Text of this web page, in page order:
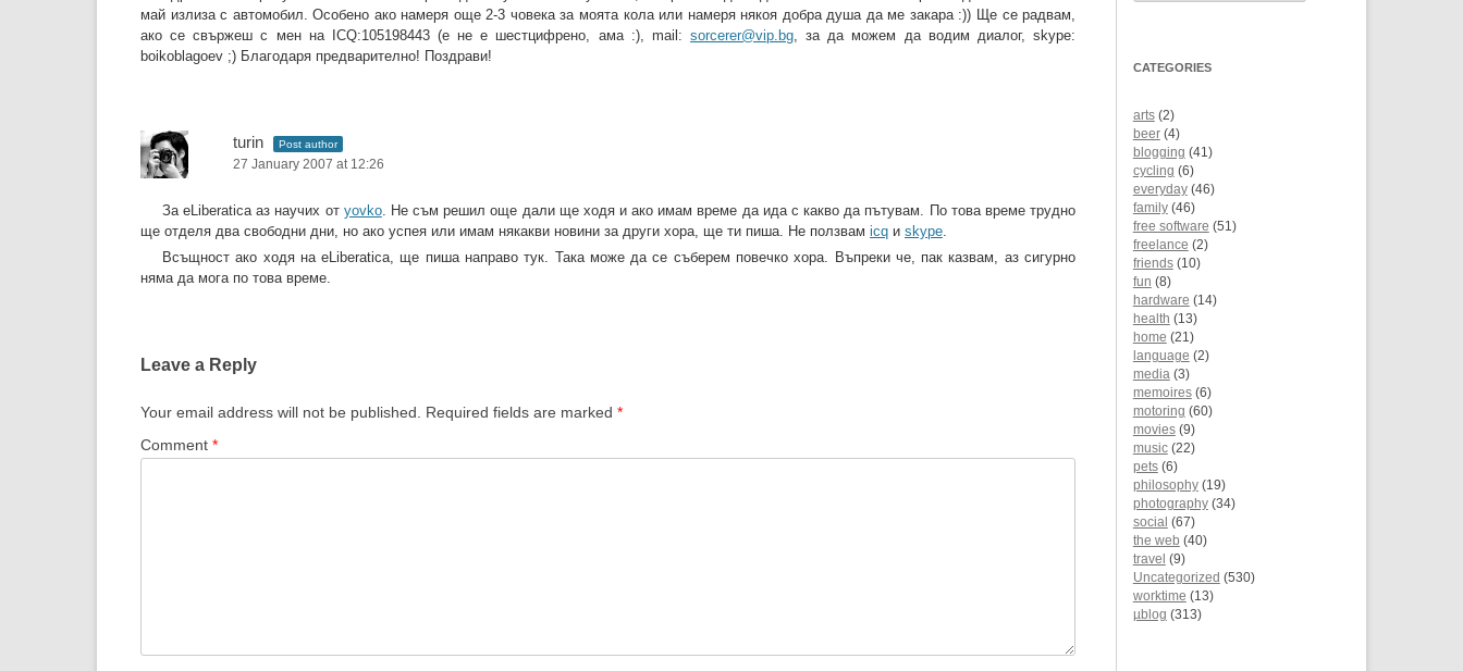
май излиза с автомобил. Особено ако намеря още 2-3 човека за моята кола или намеря някоя добра душа да ме закара :)) Ще се радвам,
ако се свържеш с мен на ICQ:105198443 (е не е шестцифрено, ама :), mail:sorcerer@vip.bg, за да можем да водим диалог, skype:
boikoblagoev ;) Благодаря предварително! Поздрави!
turin Post author
27 January 2007 at 12:26
За eLiberatica аз научих от yovko. Не съм решил още дали ще ходя и ако имам време да ида с какво да пътувам. По това време трудно
ще отделя два свободни дни, но ако успея или имам някакви новини за други хора, ще ти пиша. Не ползвам icq и skype.
Всъщност ако ходя на eLiberatica, ще пиша направо тук. Така може да се съберем повечко хора. Въпреки че, пак казвам, аз сигурно
няма да мога по това време.
Leave a Reply
Your email address will not be published. Required fields are marked *
Comment *
CATEGORIES
arts(2)
beer(4)
blogging (41)
cycling (6)
everyday(46)
family(46)
free software (51)
freelance (2)
friends(10)
fun (8)
hardware (14)
health (13)
home (21)
language (2)
media (3)
memoires(6)
motoring (60)
movies(9)
music(22)
pets(6)
philosophy(19)
photography(34)
social (67)
the web (40)
travel (9)
Uncategorized (530)
worktime (13)
µblog (313)